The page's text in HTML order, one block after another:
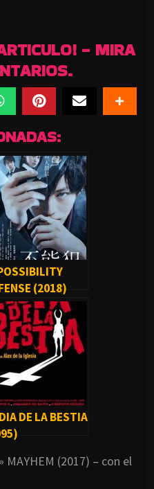
- MIRA
(2018)
DE LA BESTIA
» MAYHEM (2017) – con el